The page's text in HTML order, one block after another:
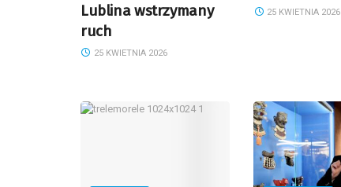
Lublina wstrzymany
ruch
25 KWIETNIA 2026
25 KWIETNIA 2026